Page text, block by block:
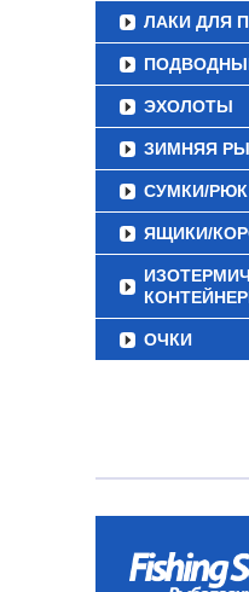
ЛАКИ ДЛЯ
ЭХОЛОТЫ
ЗИМНЯЯ
СУМКИ/
ЯЩИКИ/
ОЧКИ